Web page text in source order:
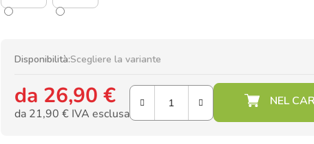
Disponibilità:Scegliere la variante
da 26,90 €
da 21,90 € IVA esclusa